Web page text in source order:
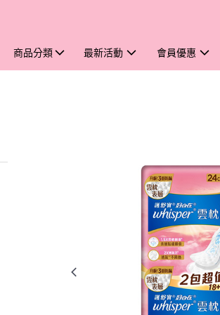
商品分類 最新活動 會員優惠